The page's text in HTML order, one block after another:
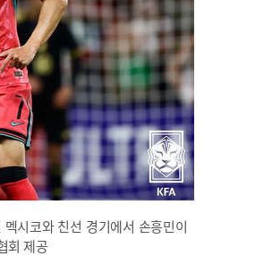
시코와 친선 경기에서 손흥민이
회 제공